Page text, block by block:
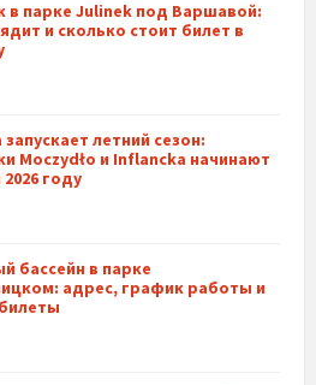
в парке Julinek под Варшавой:
и сколько стоит билет в
летний сезон:
Moczydło и Inflancka начинают
году
бассейн в парке
адрес, график работы и